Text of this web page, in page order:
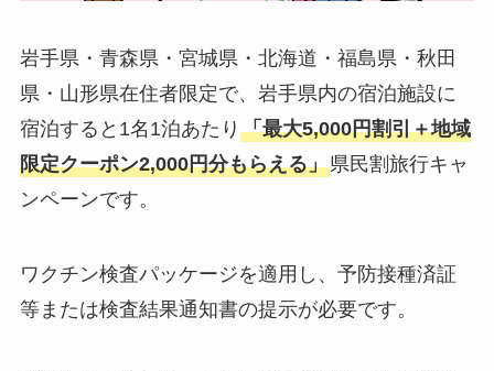
岩手県・青森県・宮城県・北海道・福島県・秋田
県・山形県在住者限定で、岩手県内の宿泊施設に
宿泊すると1名1泊あたり 「最大5,000円割引＋地域
限定クーポン2,000円分もらえる」県民割旅行キャ
ンペーンです。
ワクチン検査パッケージを適用し、予防接種済証
等または検査結果通知書の提示が必要です。